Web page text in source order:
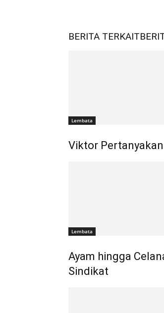
BERITA TERKAIT
Lembata
Viktor
Lembata
Ayam hingga
Sindikat